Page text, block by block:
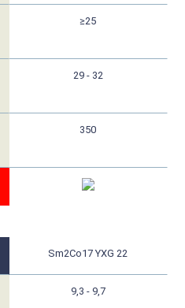
≥25
29 - 32
350
Sm2Co17 YXG 22
9,3 - 9,7